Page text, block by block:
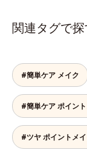
関連タグで
#簡単ケア メイク
#簡単ケア ポイン
#ツヤ ポイントメ